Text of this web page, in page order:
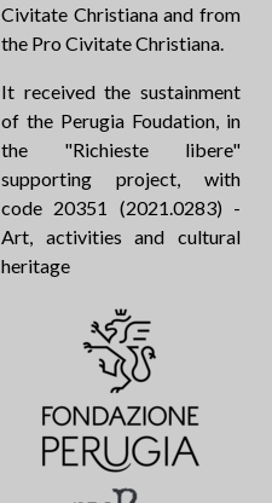
Civitate Christiana and from
the Pro Civitate Christiana.
It received the sustainment
of the Perugia Foudation, in
the "Richieste libere"
supporting project, with
code 20351 (2021.0283) -
Art, activities and cultural
heritage